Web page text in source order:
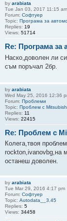
by arabiata
Tue Jan 03, 2017 11:15 am
Forum: Софтуер
Topic: Програма за
Replies: 19
Views: 51714
Re: Програма за
Наско,доволен ли
съм поръчал 2бр.
by arabiata
Wed May 25, 2016 12:36
Forum: Проблеми
Topic: Проблем с
Replies: 11
Views: 22415
Re: Проблем с
Колега,твоя
rockton,ivanovbg,на
останеш доволен.
by arabiata
Tue Mar 29, 2016 4:17 pm
Forum: Софтуер
Topic: Autodata__3.45
Replies: 5
Views: 34458